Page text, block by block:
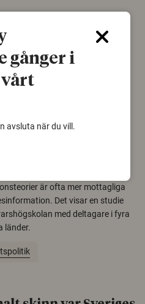
är ofta mer mottagliga
Det visar en studie
med deltagare i fyra
länder.
gånger i
vårt
avsluta när du vill.